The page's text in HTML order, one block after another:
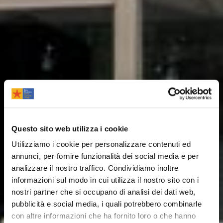
Questo sito web utilizza i cookie
Utilizziamo i cookie per personalizzare contenuti ed
annunci, per fornire funzionalità dei social media e per
analizzare il nostro traffico. Condividiamo inoltre
informazioni sul modo in cui utilizza il nostro sito con i
nostri partner che si occupano di analisi dei dati web,
pubblicità e social media, i quali potrebbero combinarle
con altre informazioni che ha fornito loro o che hanno